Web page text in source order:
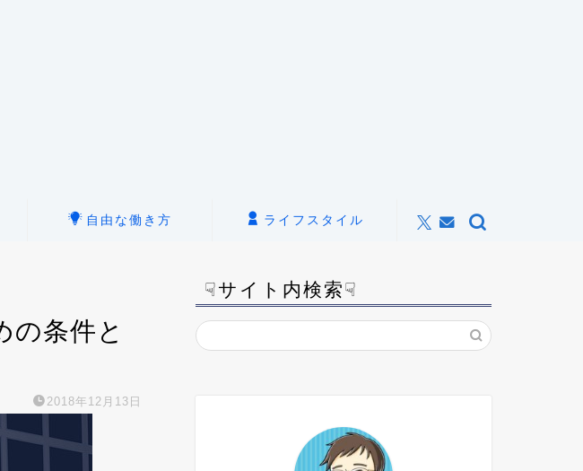
自由な働き方 ライフスタイル
の条件と
2018年12月13日
☟サイト内検索☟